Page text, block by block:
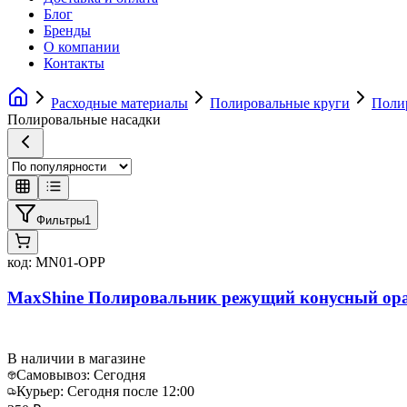
Блог
Бренды
О компании
Контакты
Расходные материалы Полировальные круги
Полировальные насадки
Фильтры1
код: MN01-OPP
MaxShine Полировальник режущий конусный
В наличии в магазине
Самовывоз: Сегодня
Курьер: Сегодня после 12:00